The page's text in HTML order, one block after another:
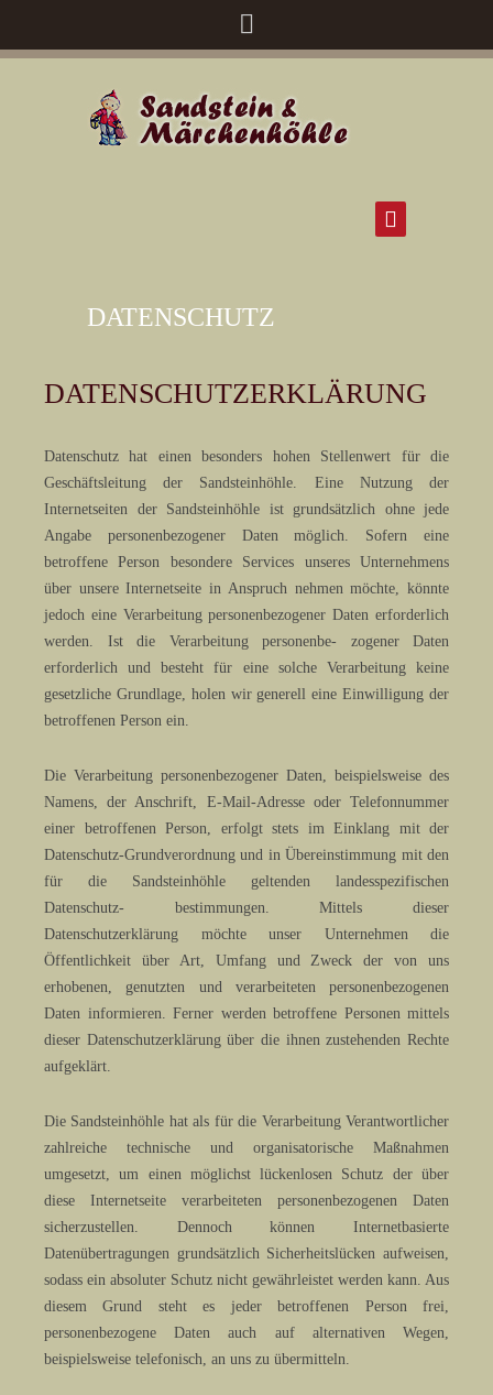
DATENSCHUTZ
DATENSCHUTZERKLÄRUNG
Datenschutz hat einen besonders hohen Stellenwert für die
Geschäftsleitung der Sandsteinhöhle. Eine Nutzung der
Internetseiten der Sandsteinhöhle ist grundsätzlich ohne jede
Angabe personenbezogener Daten möglich. Sofern eine
betroffene Person besondere Services unseres Unternehmens
über unsere Internetseite in Anspruch nehmen möchte, könnte
jedoch eine Verarbeitung personenbezogener Daten erforderlich
werden. Ist die Verarbeitung personenbe- zogener Daten
erforderlich und besteht für eine solche Verarbeitung keine
gesetzliche Grundlage, holen wir generell eine Einwilligung der
betroffenen Person ein.
Die Verarbeitung personenbezogener Daten, beispielsweise des
Namens, der Anschrift, E-Mail-Adresse oder Telefonnummer
einer betroffenen Person, erfolgt stets im Einklang mit der
Datenschutz-Grundverordnung und in Übereinstimmung mit den
für die Sandsteinhöhle geltenden landesspezifischen
Datenschutz- bestimmungen. Mittels dieser
Datenschutzerklärung möchte unser Unternehmen die
Öffentlichkeit über Art, Umfang und Zweck der von uns
erhobenen, genutzten und verarbeiteten personenbezogenen
Daten informieren. Ferner werden betroffene Personen mittels
dieser Datenschutzerklärung über die ihnen zustehenden Rechte
aufgeklärt.
Die Sandsteinhöhle hat als für die Verarbeitung Verantwortlicher
zahlreiche technische und organisatorische Maßnahmen
umgesetzt, um einen möglichst lückenlosen Schutz der über
diese Internetseite verarbeiteten personenbezogenen Daten
sicherzustellen. Dennoch können Internetbasierte
Datenübertragungen grundsätzlich Sicherheitslücken aufweisen,
sodass ein absoluter Schutz nicht gewährleistet werden kann. Aus
diesem Grund steht es jeder betroffenen Person frei,
personenbezogene Daten auch auf alternativen Wegen,
beispielsweise telefonisch, an uns zu übermitteln.